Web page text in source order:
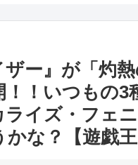
ザー』が「灼
！いつもの
イズ・フェ
かな？【遊戯